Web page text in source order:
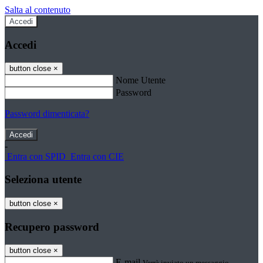
Salta al contenuto
Accedi
Accedi
button close ×
Nome Utente
Password
Password dimenticata?
-
Entra con SPID Entra con CIE
Seleziona utente
button close ×
Recupero password
button close ×